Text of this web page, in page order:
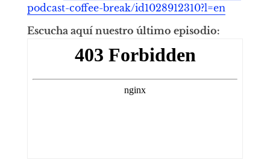
podcast-coffee-break/id1028912310?l=en
Escucha aquí nuestro último episodio: